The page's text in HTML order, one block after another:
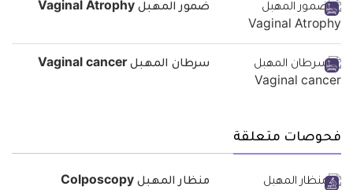
ضمور المهبل Vaginal Atrophy
سرطان المهبل Vaginal cancer
فحوصات متعلقة
منظار المهبل Colposcopy